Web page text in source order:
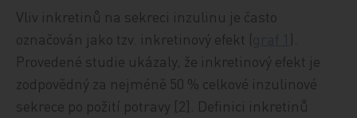
Vliv inkretinů na sekreci inzulinu je často
označován jako tzv. inkretinový efekt (
).
Provedené studie ukázaly, že inkretinový efekt je
zodpovědný za nejméně 50 % celkové inzulinové
sekrece po požití potravy [2]. Definici inkretinů